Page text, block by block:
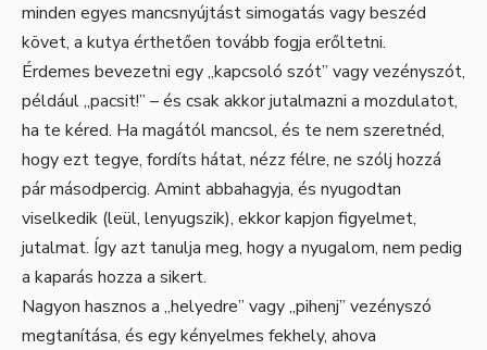
minden egyes mancsnyújtást simogatás vagy beszéd
követ, a kutya érthetően tovább fogja erőltetni.
Érdemes bevezetni egy „kapcsoló szót” vagy vezényszót,
például „pacsit!” – és csak akkor jutalmazni a mozdulatot,
ha te kéred. Ha magától mancsol, és te nem szeretnéd,
hogy ezt tegye, fordíts hátat, nézz félre, ne szólj hozzá
pár másodpercig. Amint abbahagyja, és nyugodtan
viselkedik (leül, lenyugszik), ekkor kapjon figyelmet,
jutalmat. Így azt tanulja meg, hogy a nyugalom, nem pedig
a kaparás hozza a sikert.
Nagyon hasznos a „helyedre” vagy „pihenj” vezényszó
megtanítása, és egy kényelmes fekhely, ahova